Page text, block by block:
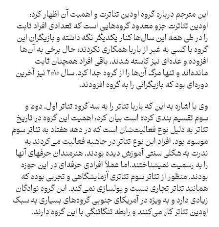
این مترجم درباره گروه اودین تئاترت و اهمیت آن اظهار کرد:
اودین تئاترت جزو معدود گروه‌هایی است که تعدادی افراد ثابت
را در طی همه این سال‌ها کنار یکدیگر نگه داشته و بازیگران این
گروه با کسی به غیر از باربا همکاری نکردند؛ حال برخی به آن‌‌ها
افزوده و عده‌ای نیز کاسته شدند، باقی افراد همچنان ثابت
مانده‌اند و تنها مرگ آن‌ها را از گروه جدا کرد. سال ۲۰۱۰ نیز آخرین
دوره‌ای بود که بازیگرانی را به گروه افزودند.
وی با اشاره به این که باربا تئاتر را به سه گروه تئاتر اول، دوم و
سوم تقسیم بندی کرده است بیان کرد: اهمیت این گروه در تاریخ
تئاتر به دلیل نوع فعالیت‌شان است که در دهه هفتاد به تئاتر سوم
موسوم بود. افراد این نوع تئاتر در حاشیه فعالیت می‌کردند به
ندرت به شکلی سنتی آموزش دیده بودند، هنرمندان حرفه­ای آن­ها
را به رسمیت نمی­شناختند.اما عملاً افرادی حرفه‌ای در این حوزه
بودند. منظور از تئاتر سوم تئاتری آزمایشگاهی و تجربی بوده که
همانند تئاتر تجاری نیست و پولسازی نمی‌کند. این گروه نوادگان
زیادی دارد و به ویژه در آمریکای جنوبی گروه‌های بسیاری به سبک
اودین تئاتر کار می‌کنند و رابطه تنگاتنگی با این گروه دارند.